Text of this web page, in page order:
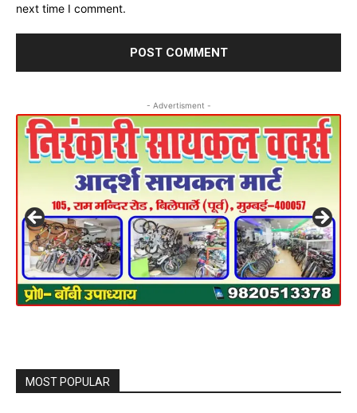
next time I comment.
- Advertisment -
MOST POPULAR